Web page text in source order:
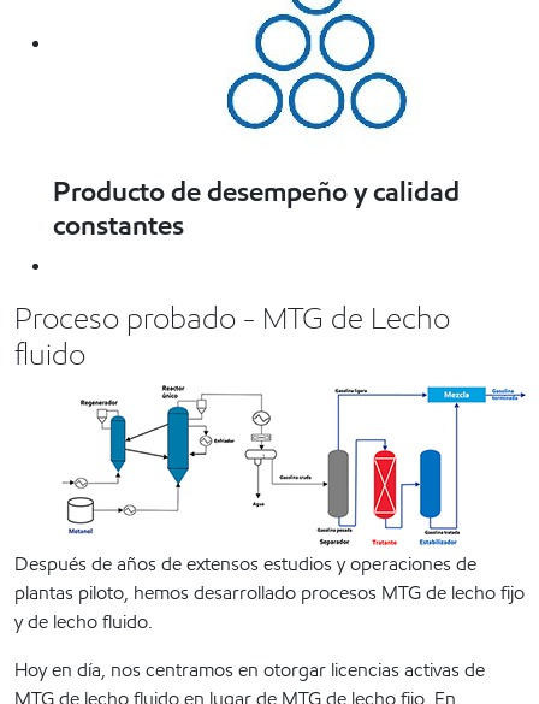
Producto de desempeño y calidad
constantes
Proceso probado - MTG de Lecho
fluido
Después de años de extensos estudios y operaciones de
plantas piloto, hemos desarrollado procesos MTG de lecho fijo
y de lecho fluido.
Hoy en día, nos centramos en otorgar licencias activas de
MTG de lecho fluido en lugar de MTG de lecho fijo. En